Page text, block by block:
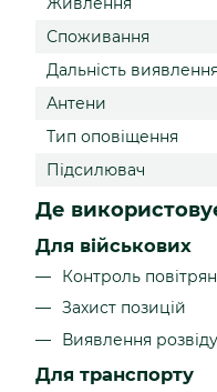
Споживання
Дальність виявлення
Антени
Тип оповіщення
Підсилювач
Де
Для військових
Контроль
Захист позицій
Виявлення
Для транспорту